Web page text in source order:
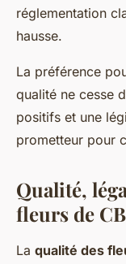
réglementation
hausse.
La préférence
qualité ne cesse
positifs et une
prometteur pour
Qualité,
fleurs de
La qualité des